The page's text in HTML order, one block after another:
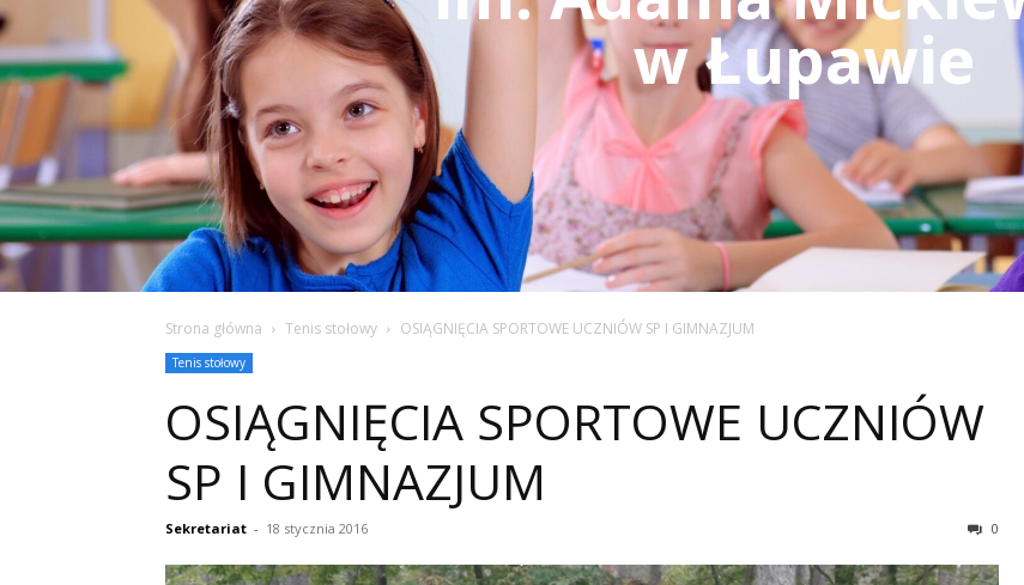
w Łupawie
Strona główna Tenis stołowy OSIĄGNIĘCIA SPORTOWE UCZNIÓW SP I GIMNAZJUM
Tenis stołowy
OSIĄGNIĘCIA SPORTOWE UCZNIÓW
SP I GIMNAZJUM
Sekretariat - 18 stycznia 2016 0